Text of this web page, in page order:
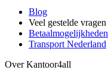
Blog
Veel gestelde vragen
Betaalmogelijkheden
Transport Nederland
Over Kantoor4all